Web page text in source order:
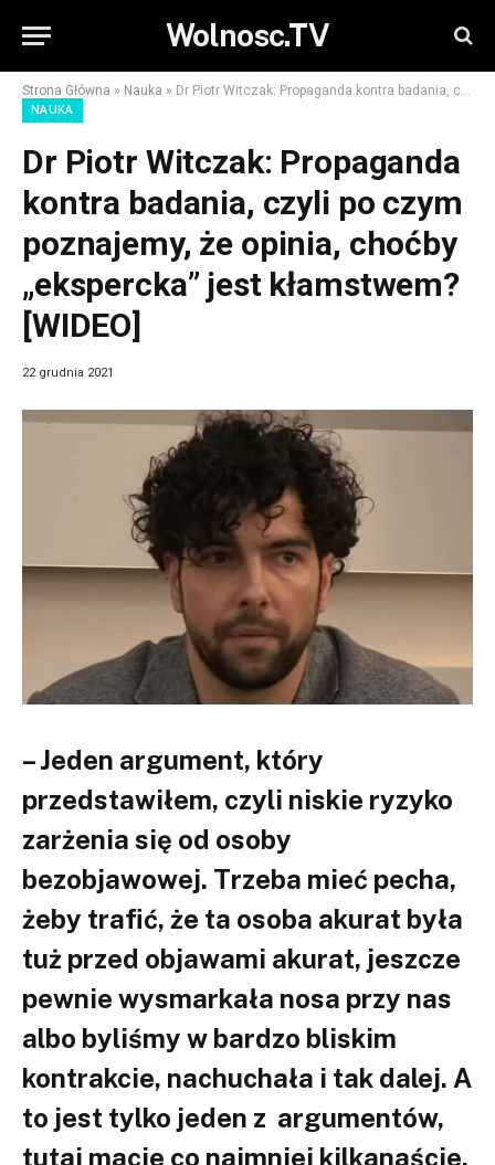
Wolnosc.TV
Strona Główna » Nauka » Dr Piotr Witczak: Propaganda kontra badania, czyli po czym poznajemy, że opinia, choćby „ekspercka” jest kłamstwem? [WIDEO]
NAUKA
Dr Piotr Witczak: Propaganda
kontra badania, czyli po czym
poznajemy, że opinia, choćby
„ekspercka” jest kłamstwem?
[WIDEO]
22 grudnia 2021
– Jeden argument, który
przedstawiłem, czyli niskie ryzyko
zarżenia się od osoby
bezobjawowej. Trzeba mieć pecha,
żeby trafić, że ta osoba akurat była
tuż przed objawami akurat, jeszcze
pewnie wysmarkała nosa przy nas
albo byliśmy w bardzo bliskim
kontrakcie, nachuchała i tak dalej. A
to jest tylko jeden z argumentów,
tutaj macie co najmniej kilkanaście.